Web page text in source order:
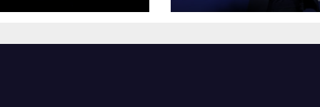
екосистемата